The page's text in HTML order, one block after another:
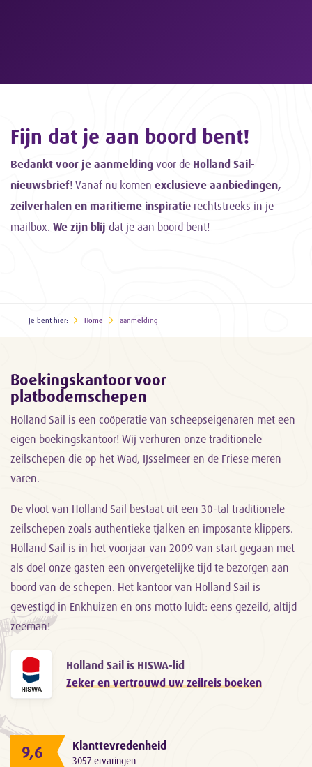
Fijn dat je aan boord bent!
Bedankt voor je aanmelding voor de Holland Sail-
nieuwsbrief! Vanaf nu komen exclusieve aanbiedingen,
zeilverhalen en maritieme inspiratie rechtstreeks in je
mailbox. We zijn blij dat je aan boord bent!
Je bent hier: Home aanmelding
Boekingskantoor voor
platbodemschepen
Holland Sail is een coöperatie van scheepseigenaren met een
eigen boekingskantoor! Wij verhuren onze traditionele
zeilschepen die op het Wad, IJsselmeer en de Friese meren
varen.
De vloot van Holland Sail bestaat uit een 30-tal traditionele
zeilschepen zoals authentieke tjalken en imposante klippers.
Holland Sail is in het voorjaar van 2009 van start gegaan met
als doel onze gasten een onvergetelijke tijd te bezorgen aan
boord van de schepen. Het kantoor van Holland Sail is
gevestigd in Enkhuizen en ons motto luidt: eens gezeild, altijd
zeeman!
Holland Sail is HISWA-lid
Zeker en vertrouwd uw zeilreis boeken
9,6 Klanttevredenheid
3057 ervaringen